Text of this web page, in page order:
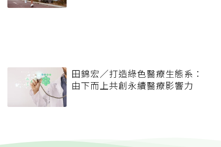
田錦宏／打造綠色醫療生態系：
由下而上共創永續醫療影響力